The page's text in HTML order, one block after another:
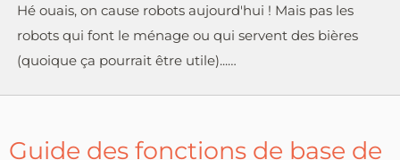
Hé ouais, on cause robots aujourd'hui ! Mais pas les
robots qui font le ménage ou qui servent des bières
(quoique ça pourrait être utile)...…
Guide des fonctions de base de